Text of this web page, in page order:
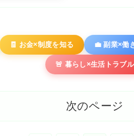
🧾 お金×制度を知る 💼 副業×働
🚨 暮らし×生活トラブル
次のページ